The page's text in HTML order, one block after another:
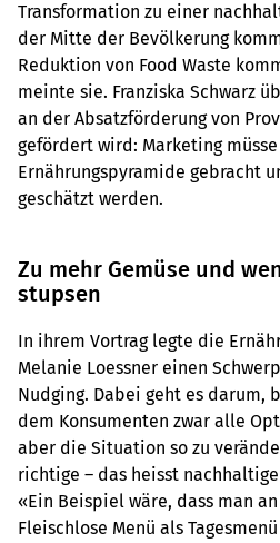
Transformation zu einer
der Mitte der Bevölkerung
Reduktion von Food Waste
meinte sie. Franziska Schwarz
an der Absatzförderung von
gefördert wird: Marketing
Ernährungspyramide gebracht
geschätzt werden.
Zu mehr Gemüse und
stupsen
In ihrem Vortrag legte die
Melanie Loessner einen
Nudging. Dabei geht es darum,
dem Konsumenten zwar alle
aber die Situation so zu
richtige – das heisst
«Ein Beispiel wäre, dass man
Fleischlose Menü als